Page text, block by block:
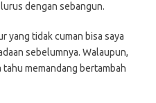
dengan sebangun.
yang tidak cuman bisa saya
sebelumnya. Walaupun,
tahu memandang bertambah